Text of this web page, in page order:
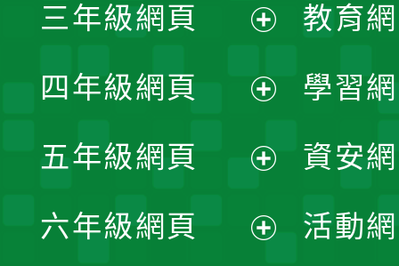
選
單
開
選
單
三年級網頁
開
選
單
四年級網頁
開
選
五年級網頁
開
六年級網頁
教育
學習
資安
活動